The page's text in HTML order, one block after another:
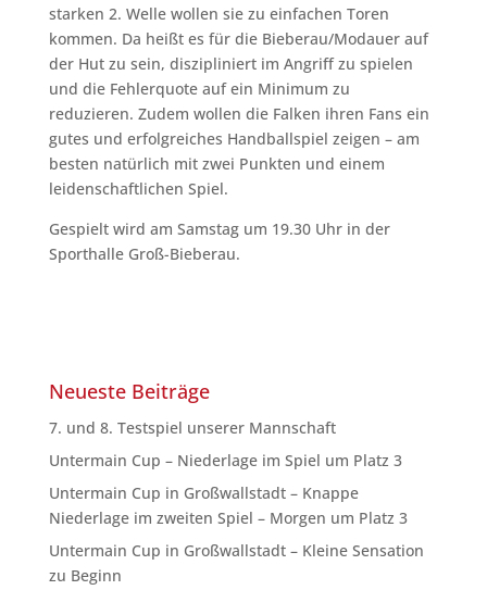
starken 2. Welle wollen sie zu einfachen Toren
kommen. Da heißt es für die Bieberau/Modauer auf
der Hut zu sein, diszipliniert im Angriff zu spielen
und die Fehlerquote auf ein Minimum zu
reduzieren. Zudem wollen die Falken ihren Fans ein
gutes und erfolgreiches Handballspiel zeigen – am
besten natürlich mit zwei Punkten und einem
leidenschaftlichen Spiel.
Gespielt wird am Samstag um 19.30 Uhr in der
Sporthalle Groß-Bieberau.
Neueste Beiträge
7. und 8. Testspiel unserer Mannschaft
Untermain Cup – Niederlage im Spiel um Platz 3
Untermain Cup in Großwallstadt – Knappe
Niederlage im zweiten Spiel – Morgen um Platz 3
Untermain Cup in Großwallstadt – Kleine Sensation
zu Beginn